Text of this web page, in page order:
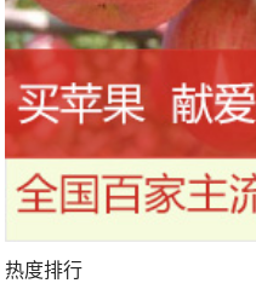
热度排行